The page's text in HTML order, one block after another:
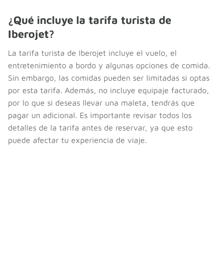
¿Qué incluye la tarifa turista de
Iberojet?
La tarifa turista de Iberojet incluye el vuelo, el
entretenimiento a bordo y algunas opciones de comida.
Sin embargo, las comidas pueden ser limitadas si optas
por esta tarifa. Además, no incluye equipaje facturado,
por lo que si deseas llevar una maleta, tendrás que
pagar un adicional. Es importante revisar todos los
detalles de la tarifa antes de reservar, ya que esto
puede afectar tu experiencia de viaje.